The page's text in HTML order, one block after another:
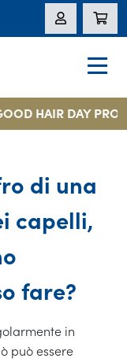
HAIR DAY
di una
capelli,
fare?
in
può essere